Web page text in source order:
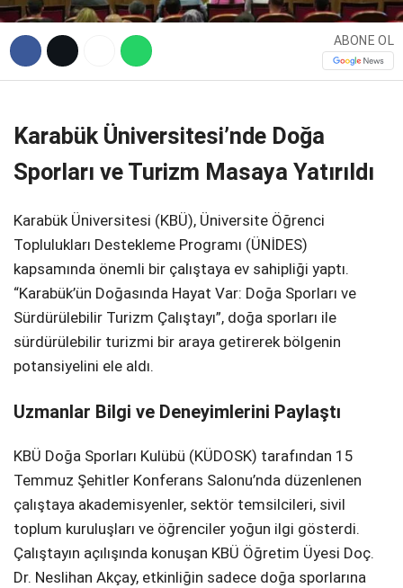
ABONE OL
Karabük Üniversitesi’nde Doğa
Sporları ve Turizm Masaya Yatırıldı
Karabük Üniversitesi (KBÜ), Üniversite Öğrenci
Toplulukları Destekleme Programı (ÜNİDES)
kapsamında önemli bir çalıştaya ev sahipliği yaptı.
“Karabük’ün Doğasında Hayat Var: Doğa Sporları ve
Sürdürülebilir Turizm Çalıştayı”, doğa sporları ile
sürdürülebilir turizmi bir araya getirerek bölgenin
potansiyelini ele aldı.
Uzmanlar Bilgi ve Deneyimlerini Paylaştı
KBÜ Doğa Sporları Kulübü (KÜDOSK) tarafından 15
Temmuz Şehitler Konferans Salonu’nda düzenlenen
çalıştaya akademisyenler, sektör temsilcileri, sivil
toplum kuruluşları ve öğrenciler yoğun ilgi gösterdi.
Çalıştayın açılışında konuşan KBÜ Öğretim Üyesi Doç.
Dr. Neslihan Akçay, etkinliğin sadece doğa sporlarına